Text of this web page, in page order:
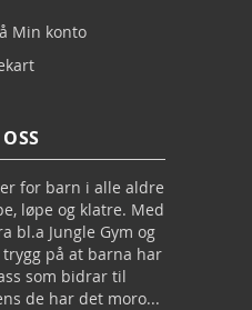
Min konto
for barn i alle aldre
løpe og klatre. Med
bl.a Jungle Gym og
på at barna har
som bidrar til
de har det moro...